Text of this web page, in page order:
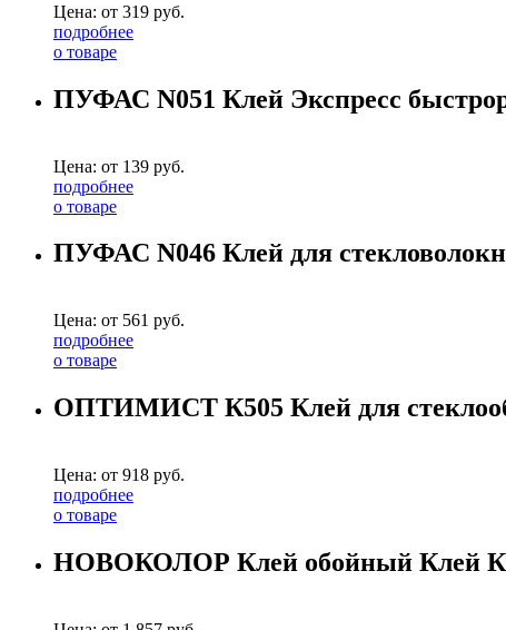
Цена: от 319 руб.
подробнее
о товаре
ПУФАС N051 Клей Экспресс
Цена: от 139 руб.
подробнее
о товаре
ПУФАС N046 Клей для
Цена: от 561 руб.
подробнее
о товаре
ОПТИМИСТ К505 Клей для
Цена: от 918 руб.
подробнее
о товаре
НОВОКОЛОР Клей обойный Клей